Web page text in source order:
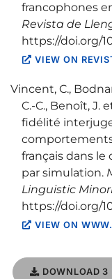
francophones
Revista de
https://doi.org/
VIEW ON
Vincent, C.,
C.-C., Benoît, J.
fidélité
comportements
français dans le
par simulation.
Linguistic
https://doi.org/
VIEW ON
DOWNLOAD 3